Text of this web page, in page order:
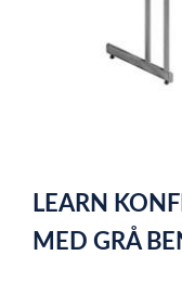
of
2
LEARN
MED GRÅ